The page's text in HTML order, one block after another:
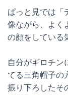
ぱっと見では「
像ながら、よく
の顔をしている
自分がギロチン
てる三角帽子の
振り下ろしたそ